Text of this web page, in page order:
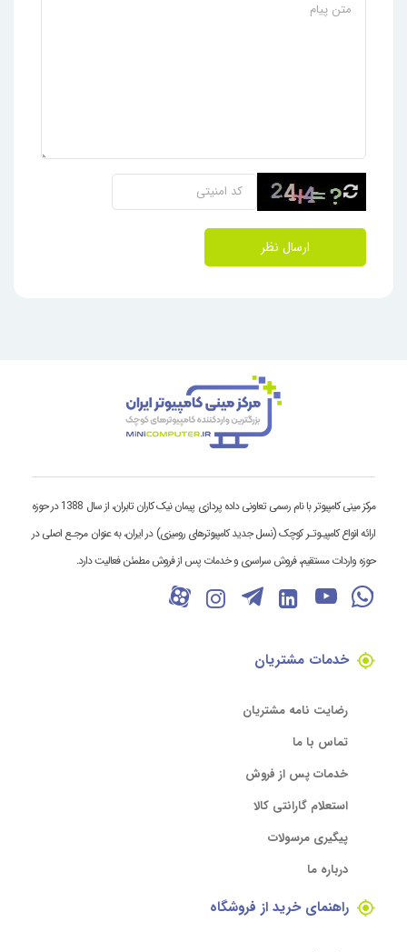
ارسال نظر
مرکز مینی کامپیوتر با نام رسمی تعاونی داده پردازی پیمان نیک کاران تابران، از سال 1388 در حوزه
ارائه انواع کامپیـوتـر کوچک (نسل جدید کامپیوترهای رومیزی) در ایران، به عنوان مرجـع اصلی در
حوزه واردات مستقیم، فروش سراسری و خدمات پس از فروش مطمئن فعالیت دارد.
خدمات مشتریان
رضایت نامه مشتریان
تماس با ما
خدمات پس از فروش
استعلام گارانتی کالا
پیگیری مرسولات
درباره ما
راهنمای خرید از فروشگاه